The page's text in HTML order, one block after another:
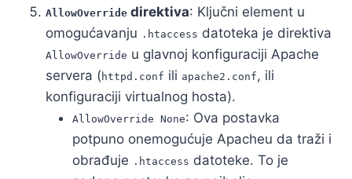
AllowOverride direktiva: Ključni element u
omogućavanju .htaccess datoteka je direktiva
AllowOverride u glavnoj konfiguraciji Apache
servera (httpd.conf ili apache2.conf, ili
konfiguraciji virtualnog hosta).
AllowOverride None: Ova postavka
potpuno onemogućuje Apacheu da traži i
obrađuje .htaccess datoteke. To je